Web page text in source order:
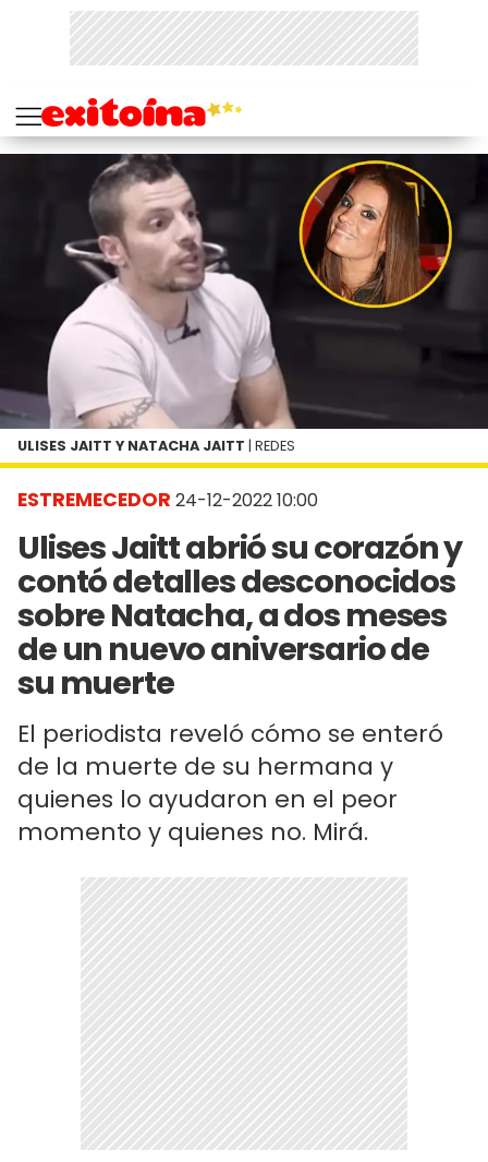
ESTREMECEDOR 24-12-2022 10:00
Ulises Jaitt abrió su corazón y
contó detalles desconocidos
sobre Natacha, a dos meses
de un nuevo aniversario de
su muerte
El periodista reveló cómo se enteró
de la muerte de su hermana y
quienes lo ayudaron en el peor
momento y quienes no. Mirá.
ULISES JAITT Y NATACHA JAITT | REDES